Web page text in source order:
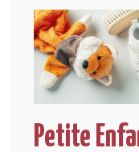
Vivre à Auderghem
En 1 clic
Petite